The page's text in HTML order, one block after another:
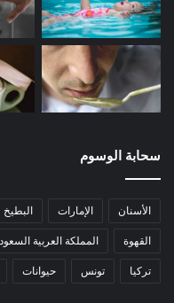
سحابة الوسوم
الأسنان الإمارات البطيخ
القهوة
المملكة العربية
تركيا
تونس حيوانات